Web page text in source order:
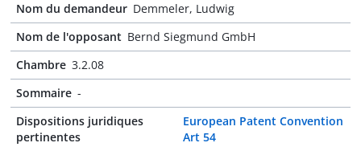
Nom du demandeur Demmeler, Ludwig
Nom de l'opposant Bernd Siegmund GmbH
Chambre 3.2.08
Sommaire -
Dispositions juridiques
pertinentes
European Patent Convention
Art 54